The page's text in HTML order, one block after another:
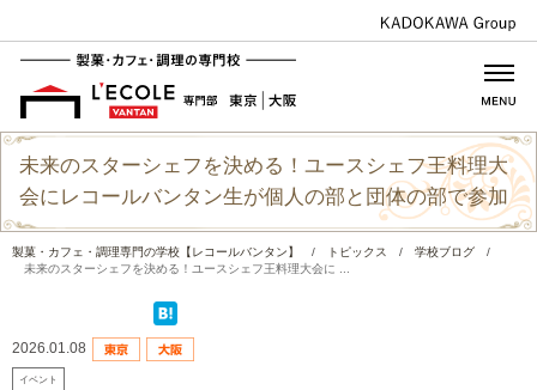
未来のスターシェフを決める！ユースシェフ王料理大
会にレコールバンタン生が個人の部と団体の部で参加
製菓・カフェ・調理専門の学校【レコールバンタン】 / トピックス / 学校ブログ
/
未来のスターシェフを決める！ユースシェフ王料理大会に ...
2026.01.08
イベント